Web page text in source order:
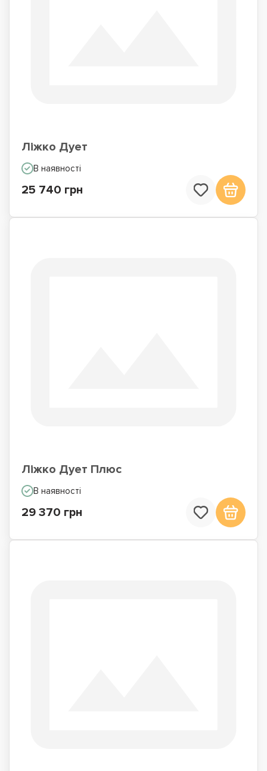
Ліжко Дует
В наявності
25 740 грн
Ліжко Дует Плюс
В наявності
29 370 грн